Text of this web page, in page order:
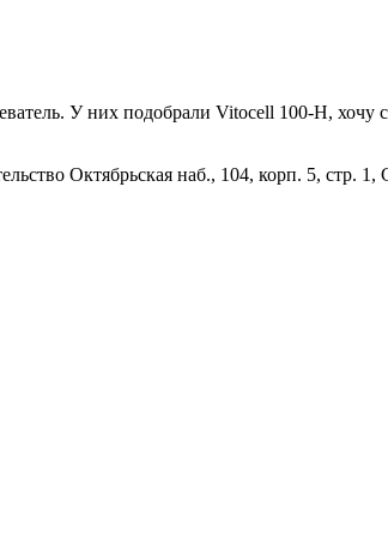
У них подобрали Vitocell 100-H,
Октябрьская наб., 104, корп. 5, стр. 1,